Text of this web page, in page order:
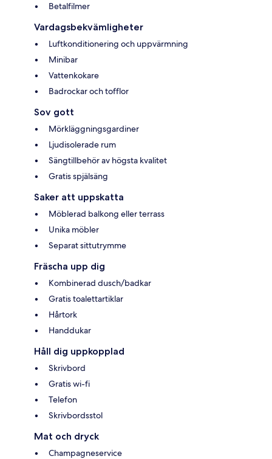
Betalfilmer
Vardagsbekvämligheter
Luftkonditionering och uppvärmning
Minibar
Vattenkokare
Badrockar och tofflor
Sov gott
Mörkläggningsgardiner
Ljudisolerade rum
Sängtillbehör av högsta kvalitet
Gratis spjälsäng
Saker att uppskatta
Möblerad balkong eller terrass
Unika möbler
Separat sittutrymme
Fräscha upp dig
Kombinerad dusch/badkar
Gratis toalettartiklar
Hårtork
Handdukar
Håll dig uppkopplad
Skrivbord
Gratis wi-fi
Telefon
Skrivbordsstol
Mat och dryck
Champagneservice